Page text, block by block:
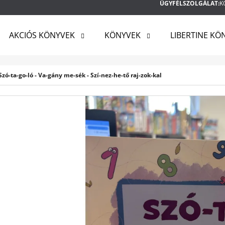
ÜGYFÉLSZOLGÁLAT:
AKCIÓS KÖNYVEK KÖNYVEK LIBERTINE
ta-go-ló - Va-gány me-sék - Szí-nez-he-tő raj-zok-kal
KERESÉS